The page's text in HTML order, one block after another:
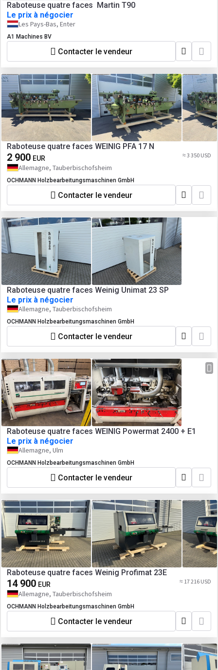
Raboteuse quatre faces Martin T90
Le prix à négocier
Les Pays-Bas, Enter
A1 Machines BV
Contacter le vendeur
Raboteuse quatre faces WEINIG PFA 17 N
2 900 EUR ≈ 3 350 USD
Allemagne, Tauberbischofsheim
OCHMANN Holzbearbeitungsmaschinen GmbH
Contacter le vendeur
Raboteuse quatre faces Weinig Unimat 23 SP
Le prix à négocier
Allemagne, Tauberbischofsheim
OCHMANN Holzbearbeitungsmaschinen GmbH
Contacter le vendeur
Raboteuse quatre faces WEINIG Powermat 2400 + E1
Le prix à négocier
Allemagne, Ulm
OCHMANN Holzbearbeitungsmaschinen GmbH
Contacter le vendeur
Raboteuse quatre faces Weinig Profimat 23E
14 900 EUR ≈ 17 216 USD
Allemagne, Tauberbischofsheim
OCHMANN Holzbearbeitungsmaschinen GmbH
Contacter le vendeur